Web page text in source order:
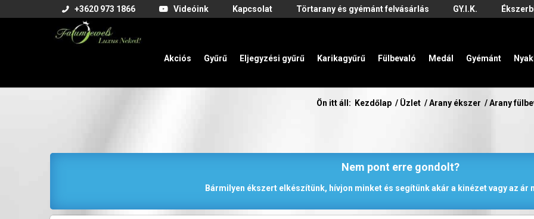
+3620 973 1866 Videóink Kapcsolat Törtarany és gyémánt felvásárlás GY.I.K.
Akciós Gyűrű Eljegyzési gyűrű Karikagyűrű Fülbevaló Medál Gyémánt
Ön itt áll: Kezdőlap / Üzlet / Arany ékszer / Arany
Nem pont erre gondolt?
Bármilyen ékszert elkészítünk, hívjon minket és segítünk akár a kinézet vagy az ár